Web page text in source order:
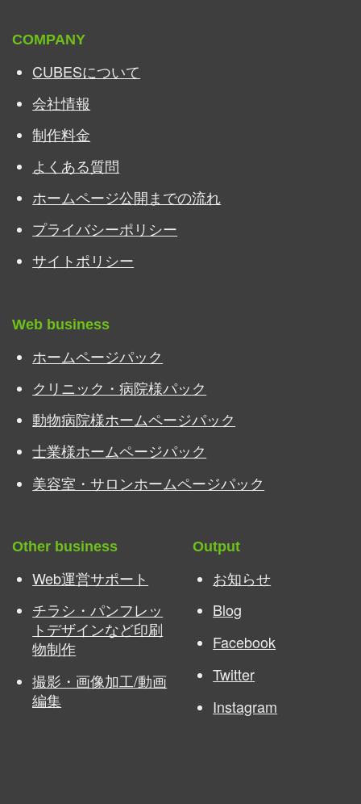
COMPANY
CUBESについて
会社情報
制作料金
よくある質問
ホームページ公開までの流れ
プライバシーポリシー
サイトポリシー
Web business
ホームページパック
クリニック・病院様パック
動物病院様ホームページパック
士業様ホームページパック
美容室・サロンホームページパック
Other business
Web運営サポート
チラシ・パンフレッ
トデザインなど印刷
物制作
撮影・画像加工/動画
編集
Output
お知らせ
Blog
Facebook
Twitter
Instagram